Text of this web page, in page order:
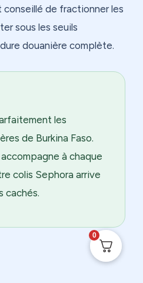
de fractionner les
sous les seuils
douanière complète.
les
de Burkina Faso.
à chaque
colis Sephora arrive
cachés.
0